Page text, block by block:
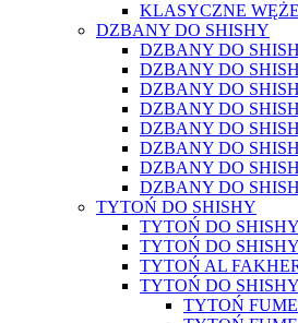
KLASYCZNE
DZBANY DO SHISHY
DZBANY DO
DZBANY DO
DZBANY DO
DZBANY DO
DZBANY DO
DZBANY DO
DZBANY DO
DZBANY DO
TYTOŃ DO SHISHY
TYTOŃ DO
TYTOŃ DO
TYTOŃ AL
TYTOŃ DO
TYTOŃ